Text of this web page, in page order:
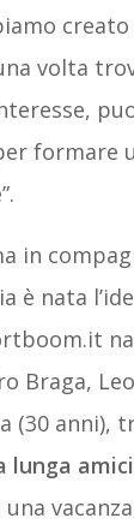
creato
volta
formare
in
è nata
Braga,
(30 anni),
lunga